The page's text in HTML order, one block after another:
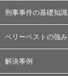
刑事事件の基礎知識
ベリーベストの強み
解決事例